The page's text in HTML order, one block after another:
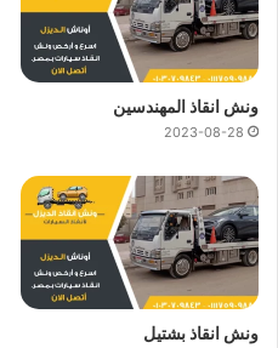
ونش انقاذ المهندسين
2023-08-28
ونش انقاذ بشتيل